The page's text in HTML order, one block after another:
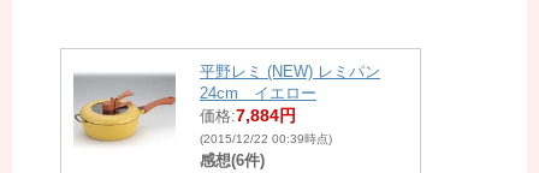
平野レミ (NEW) レミパン
24cm イエロー
価格:7,884円
(2015/12/22 00:39時点)
感想(6件)